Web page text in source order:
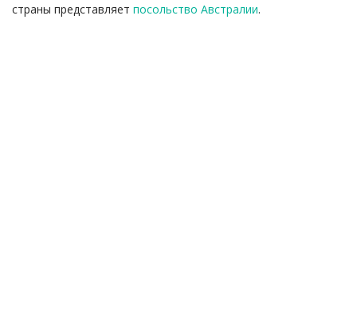
страны представляет посольство Австралии.